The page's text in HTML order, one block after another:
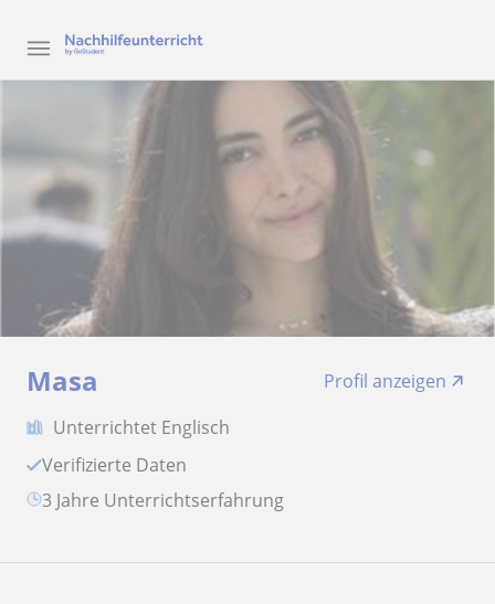
Masa
Profil anzeigen
Unterrichtet Englisch
Verifizierte Daten
3 Jahre Unterrichtserfahrung